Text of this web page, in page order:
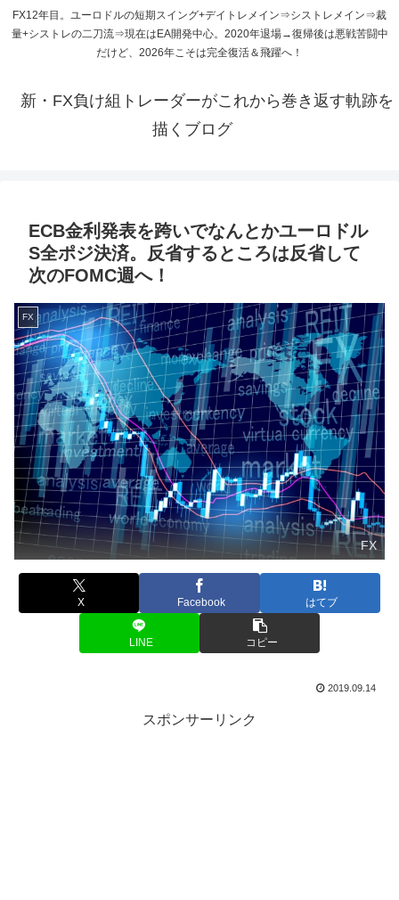
FX12年目。ユーロドルの短期スイング+デイトレメイン⇒シストレメイン⇒裁
量+シストレの二刀流⇒現在はEA開発中心。2020年退場→復帰後は悪戦苦闘中
だけど、2026年こそは完全復活＆飛躍へ！
新・FX負け組トレーダーがこれから巻き返す軌跡を
描くブログ
ECB金利発表を跨いでなんとかユーロドル
S全ポジ決済。反省するところは反省して
次のFOMC週へ！
FX
FX
X Facebook はてブ
LINE コピー
2019.09.14
スポンサーリンク